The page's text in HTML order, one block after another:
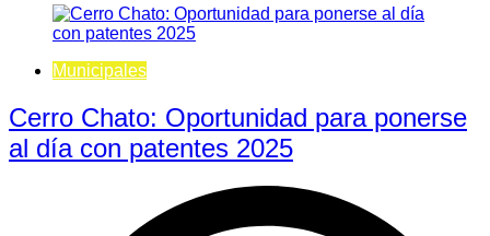
Municipales
Cerro Chato: Oportunidad para ponerse
al día con patentes 2025